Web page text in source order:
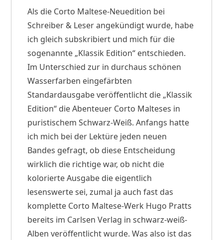
Als die Corto Maltese-Neuedition bei
Schreiber & Leser angekündigt wurde, habe
ich gleich subskribiert und mich für die
sogenannte „Klassik Edition“ entschieden.
Im Unterschied zur in durchaus schönen
Wasserfarben eingefärbten
Standardausgabe veröffentlicht die „Klassik
Edition“ die Abenteuer Corto Malteses in
puristischem Schwarz-Weiß. Anfangs hatte
ich mich bei der Lektüre jeden neuen
Bandes gefragt, ob diese Entscheidung
wirklich die richtige war, ob nicht die
kolorierte Ausgabe die eigentlich
lesenswerte sei, zumal ja auch fast das
komplette Corto Maltese-Werk Hugo Pratts
bereits im Carlsen Verlag in schwarz-weiß-
Alben veröffentlicht wurde. Was also ist das